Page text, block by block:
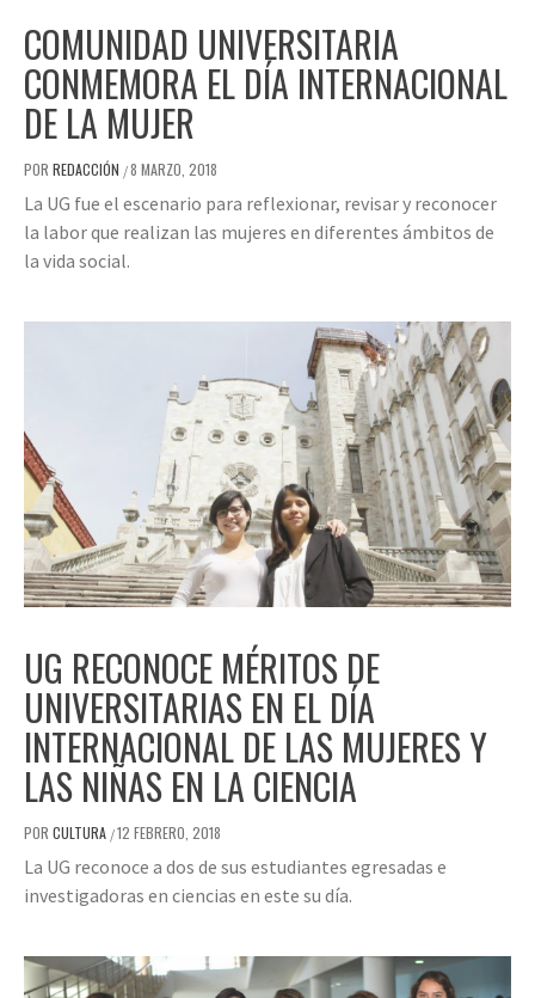
COMUNIDAD UNIVERSITARIA
CONMEMORA EL DÍA INTERNACIONAL
DE LA MUJER
POR REDACCIÓN /8 MARZO, 2018
La UG fue el escenario para reflexionar, revisar y reconocer
la labor que realizan las mujeres en diferentes ámbitos de
la vida social.
UG RECONOCE MÉRITOS DE
UNIVERSITARIAS EN EL DÍA
INTERNACIONAL DE LAS MUJERES Y
LAS NIÑAS EN LA CIENCIA
POR CULTURA /12 FEBRERO, 2018
La UG reconoce a dos de sus estudiantes egresadas e
investigadoras en ciencias en este su día.